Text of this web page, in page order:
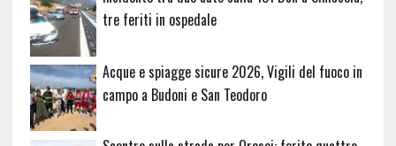
tre feriti in ospedale
Acque e spiagge sicure 2026, Vigili del fuoco in
campo a Budoni e San Teodoro